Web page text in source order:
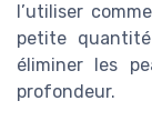
l’utiliser
petite
éliminer les
profondeur.